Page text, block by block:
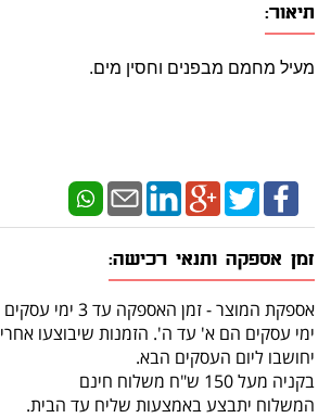
תיאור:
מעיל מחמם מבפנים וחסין מים.
זמן אספקה ותנאי רכישה:
אספקת המוצר - זמן האספקה עד 3 ימי עסקים באזור גוש דן.
ימי עסקים הם א' עד ה'. הזמנות שיבוצעו אחרי 17:00
יחושבו ליום העסקים הבא.
בקניה מעל 150 ש"ח משלוח חינם
המשלוח יתבצע באמצעות שליח עד הבית.